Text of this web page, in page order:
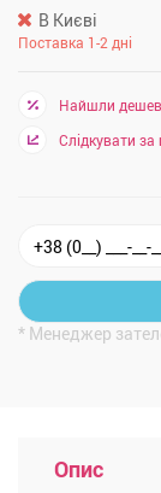
В Києві
Поставка 1-2 дні
Найшли
Слідкувати за
* Менеджер
Опис